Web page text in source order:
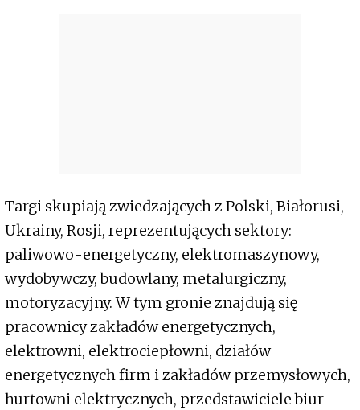
Targi skupiają zwiedzających z Polski, Białorusi,
Ukrainy, Rosji, reprezentujących sektory:
paliwowo-energetyczny, elektromaszynowy,
wydobywczy, budowlany, metalurgiczny,
motoryzacyjny. W tym gronie znajdują się
pracownicy zakładów energetycznych,
elektrowni, elektrociepłowni, działów
energetycznych firm i zakładów przemysłowych,
hurtowni elektrycznych, przedstawiciele biur